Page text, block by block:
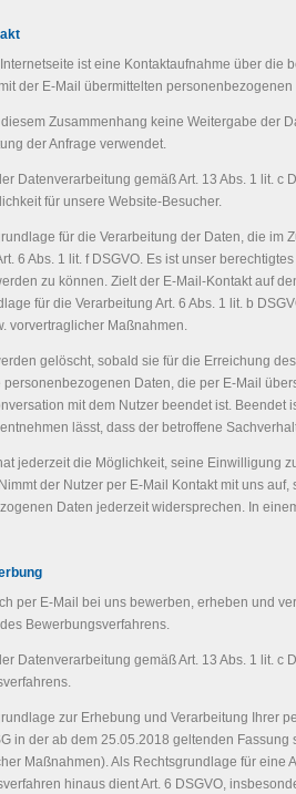
ist eine Kontaktaufnahme über die
der E-Mail übermittelten
diesem Zusammenhang keine Weitergabe der
der Anfrage verwendet.
Datenverarbeitung gemäß Art. 13 Abs. 1 lit. c
für unsere Website-Besucher.
für die Verarbeitung der Daten, die im
6 Abs. 1 lit. f DSGVO. Es ist unser
zu können. Zielt der E-Mail-Kontakt auf
für die Verarbeitung Art. 6 Abs. 1 lit. b
vorvertraglicher Maßnahmen.
gelöscht, sobald sie für die Erreichung
personenbezogenen Daten, die per E-Mail
mit dem Nutzer beendet ist. Beendet
lässt, dass der betroffene
jederzeit die Möglichkeit, seine Einwilligung
der Nutzer per E-Mail Kontakt mit uns
Daten jederzeit widersprechen. In
per E-Mail bei uns bewerben, erheben und
Bewerbungsverfahrens.
Datenverarbeitung gemäß Art. 13 Abs. 1 lit. c
zur Erhebung und Verarbeitung Ihrer
in der ab dem 25.05.2018 geltenden Fassung
Maßnahmen). Als Rechtsgrundlage für eine
hinaus dient Art. 6 DSGVO,